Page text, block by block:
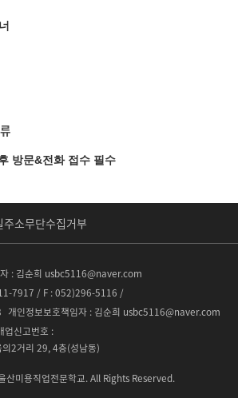
방문&전화 접수 필수
주소무단수집거부
: 김순희 usbc5116@naver.com
7917 / F : 052)296-5116 /
개인정보보호책임자 : 김순희 usbc5116@naver.com
업신고번호 :
2거리 29, 4층(성남동)
미용직업전문학교. All Rights Reserved.